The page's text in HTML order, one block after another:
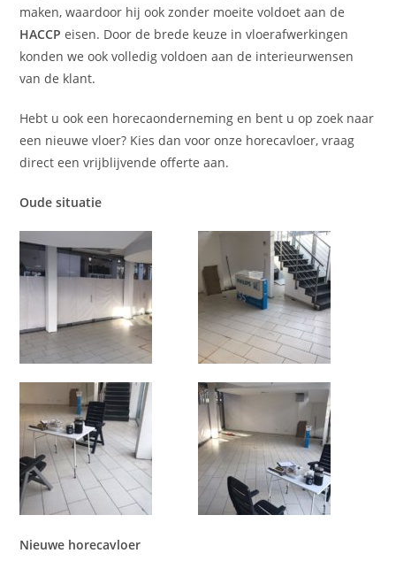
maken, waardoor hij ook zonder moeite voldoet aan de
HACCP eisen. Door de brede keuze in vloerafwerkingen
konden we ook volledig voldoen aan de interieurwensen
van de klant.
Hebt u ook een horecaonderneming en bent u op zoek naar
een nieuwe vloer? Kies dan voor onze horecavloer, vraag
direct een vrijblijvende offerte aan.
Oude situatie
Nieuwe horecavloer